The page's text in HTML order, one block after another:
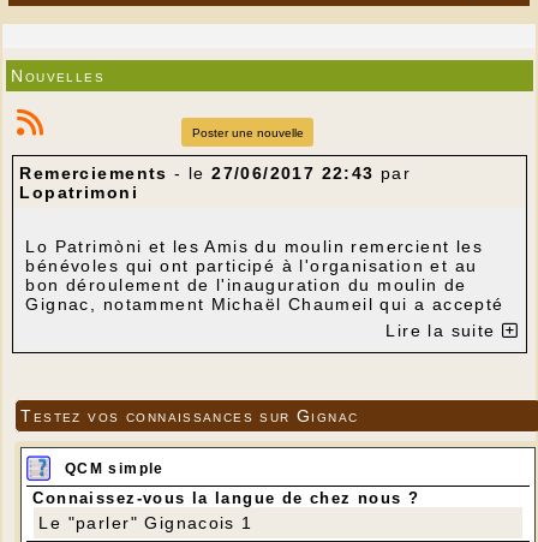
Nouvelles
Poster une nouvelle
Remerciements - le27/06/2017 22:43 par
Lopatrimoni
Lo Patrimòni et les Amis du moulin remercient les
bénévoles qui ont participé à l'organisation et au
bon déroulement de l'inauguration du moulin de
Gignac, notamment Michaël Chaumeil qui a accepté
de nous aider et qui a offert la moitié de ses
bénéfices à l'Association Lo Patrimòni et les Amis
Lire la suite
Testez vos connaissances sur Gignac
QCM simple
Connaissez-vous la langue de chez nous ?
Le "parler" Gignacois 1